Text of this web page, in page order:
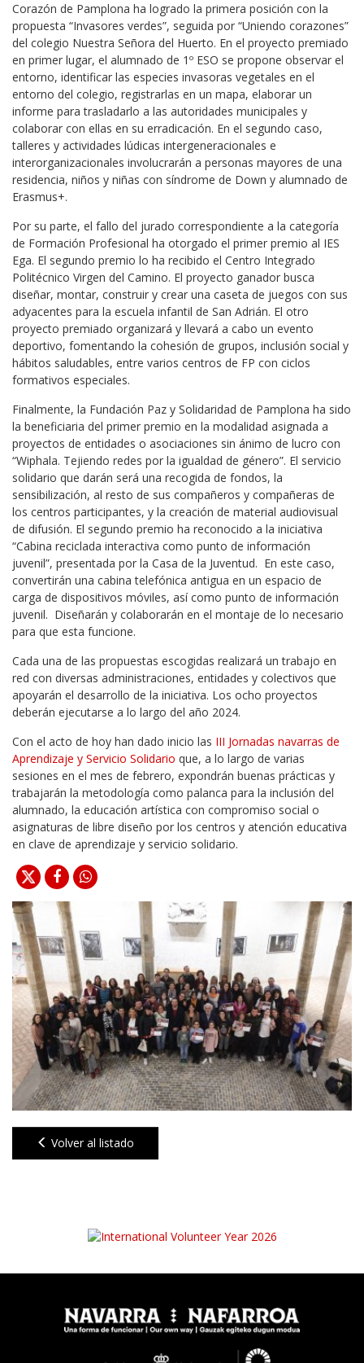
Corazón de Pamplona ha logrado la primera posición con la
propuesta “Invasores verdes”, seguida por “Uniendo corazones”
del colegio Nuestra Señora del Huerto. En el proyecto premiado
en primer lugar, el alumnado de 1º ESO se propone observar el
entorno, identificar las especies invasoras vegetales en el
entorno del colegio, registrarlas en un mapa, elaborar un
informe para trasladarlo a las autoridades municipales y
colaborar con ellas en su erradicación. En el segundo caso,
talleres y actividades lúdicas intergeneracionales e
interorganizacionales involucrarán a personas mayores de una
residencia, niños y niñas con síndrome de Down y alumnado de
Erasmus+.
Por su parte, el fallo del jurado correspondiente a la categoría
de Formación Profesional ha otorgado el primer premio al IES
Ega. El segundo premio lo ha recibido el Centro Integrado
Politécnico Virgen del Camino. El proyecto ganador busca
diseñar, montar, construir y crear una caseta de juegos con sus
adyacentes para la escuela infantil de San Adrián. El otro
proyecto premiado organizará y llevará a cabo un evento
deportivo, fomentando la cohesión de grupos, inclusión social y
hábitos saludables, entre varios centros de FP con ciclos
formativos especiales.
Finalmente, la Fundación Paz y Solidaridad de Pamplona ha sido
la beneficiaria del primer premio en la modalidad asignada a
proyectos de entidades o asociaciones sin ánimo de lucro con
“Wiphala. Tejiendo redes por la igualdad de género”. El servicio
solidario que darán será una recogida de fondos, la
sensibilización, al resto de sus compañeros y compañeras de
los centros participantes, y la creación de material audiovisual
de difusión. El segundo premio ha reconocido a la iniciativa
“Cabina reciclada interactiva como punto de información
juvenil”, presentada por la Casa de la Juventud. En este caso,
convertirán una cabina telefónica antigua en un espacio de
carga de dispositivos móviles, así como punto de información
juvenil. Diseñarán y colaborarán en el montaje de lo necesario
para que esta funcione.
Cada una de las propuestas escogidas realizará un trabajo en
red con diversas administraciones, entidades y colectivos que
apoyarán el desarrollo de la iniciativa. Los ocho proyectos
deberán ejecutarse a lo largo del año 2024.
Con el acto de hoy han dado inicio las III Jornadas navarras de
Aprendizaje y Servicio Solidario que, a lo largo de varias
sesiones en el mes de febrero, expondrán buenas prácticas y
trabajarán la metodología como palanca para la inclusión del
alumnado, la educación artística con compromiso social o
asignaturas de libre diseño por los centros y atención educativa
en clave de aprendizaje y servicio solidario.
Volver al listado